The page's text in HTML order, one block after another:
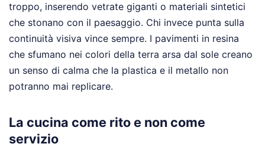
troppo, inserendo vetrate giganti o materiali sintetici
che stonano con il paesaggio. Chi invece punta sulla
continuità visiva vince sempre. I pavimenti in resina
che sfumano nei colori della terra arsa dal sole creano
un senso di calma che la plastica e il metallo non
potranno mai replicare.
La cucina come rito e non come
servizio